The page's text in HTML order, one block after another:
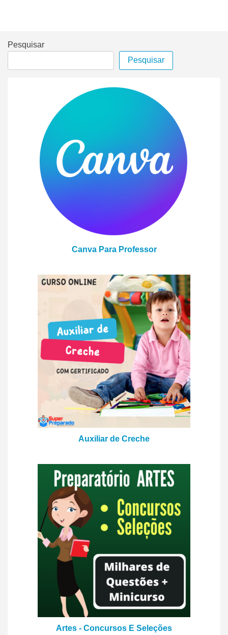
Pesquisar
Pesquisar
Canva Para Professor
Auxiliar de Creche
Artes - Concursos E Seleções